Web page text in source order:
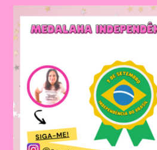
Brasil|Cavalo
Da
Independência